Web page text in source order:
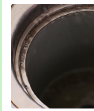
給水管工事※（ライニン
管・ポリ管・HT管使用/
給水管工事※（ライニン
管・ポリ管・HT管使用/3
排水管工事（土の掘削・
業）
排水管工事（排水管工
追加トーラー機使用/3m
カメラ調査
桝清掃
止水・漏水調査・防水処
理・調整・分解・加工
止水・漏水調査・防水